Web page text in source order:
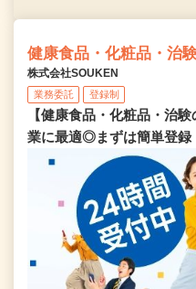
健康食品・化粧品・治
株式会社SOUKEN
業務委託 登録制
【健康食品・化粧品・治
業に最適◎まずは簡単登録